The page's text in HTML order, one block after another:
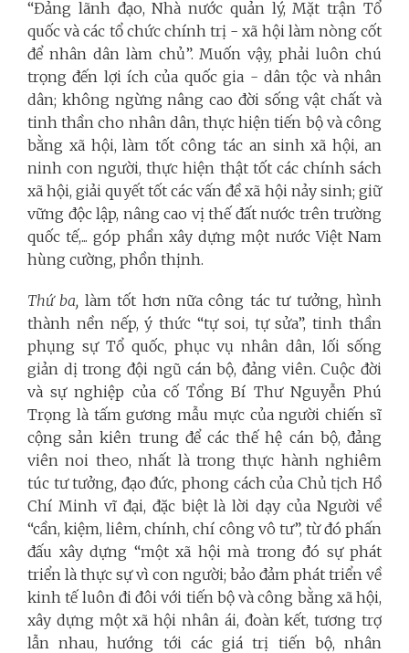
“Đảng lãnh đạo, Nhà nước quản lý, Mặt trận Tổ
quốc và các tổ chức chính trị - xã hội làm nòng cốt
để nhân dân làm chủ”. Muốn vậy, phải luôn chú
trọng đến lợi ích của quốc gia - dân tộc và nhân
dân; không ngừng nâng cao đời sống vật chất và
tinh thần cho nhân dân, thực hiện tiến bộ và công
bằng xã hội, làm tốt công tác an sinh xã hội, an
ninh con người, thực hiện thật tốt các chính sách
xã hội, giải quyết tốt các vấn đề xã hội nảy sinh; giữ
vững độc lập, nâng cao vị thế đất nước trên trường
quốc tế,... góp phần xây dựng một nước Việt Nam
hùng cường, phồn thịnh.
Thứ ba, làm tốt hơn nữa công tác tư tưởng, hình
thành nền nếp, ý thức “tự soi, tự sửa”, tinh thần
phụng sự Tổ quốc, phục vụ nhân dân, lối sống
giản dị trong đội ngũ cán bộ, đảng viên. Cuộc đời
và sự nghiệp của cố Tổng Bí Thư Nguyễn Phú
Trọng là tấm gương mẫu mực của người chiến sĩ
cộng sản kiên trung để các thế hệ cán bộ, đảng
viên noi theo, nhất là trong thực hành nghiêm
túc tư tưởng, đạo đức, phong cách của Chủ tịch Hồ
Chí Minh vĩ đại, đặc biệt là lời dạy của Người về
“cần, kiệm, liêm, chính, chí công vô tư”, từ đó phấn
đấu xây dựng “một xã hội mà trong đó sự phát
triển là thực sự vì con người; bảo đảm phát triển về
kinh tế luôn đi đôi với tiến bộ và công bằng xã hội,
xây dựng một xã hội nhân ái, đoàn kết, tương trợ
lẫn nhau, hướng tới các giá trị tiến bộ, nhân